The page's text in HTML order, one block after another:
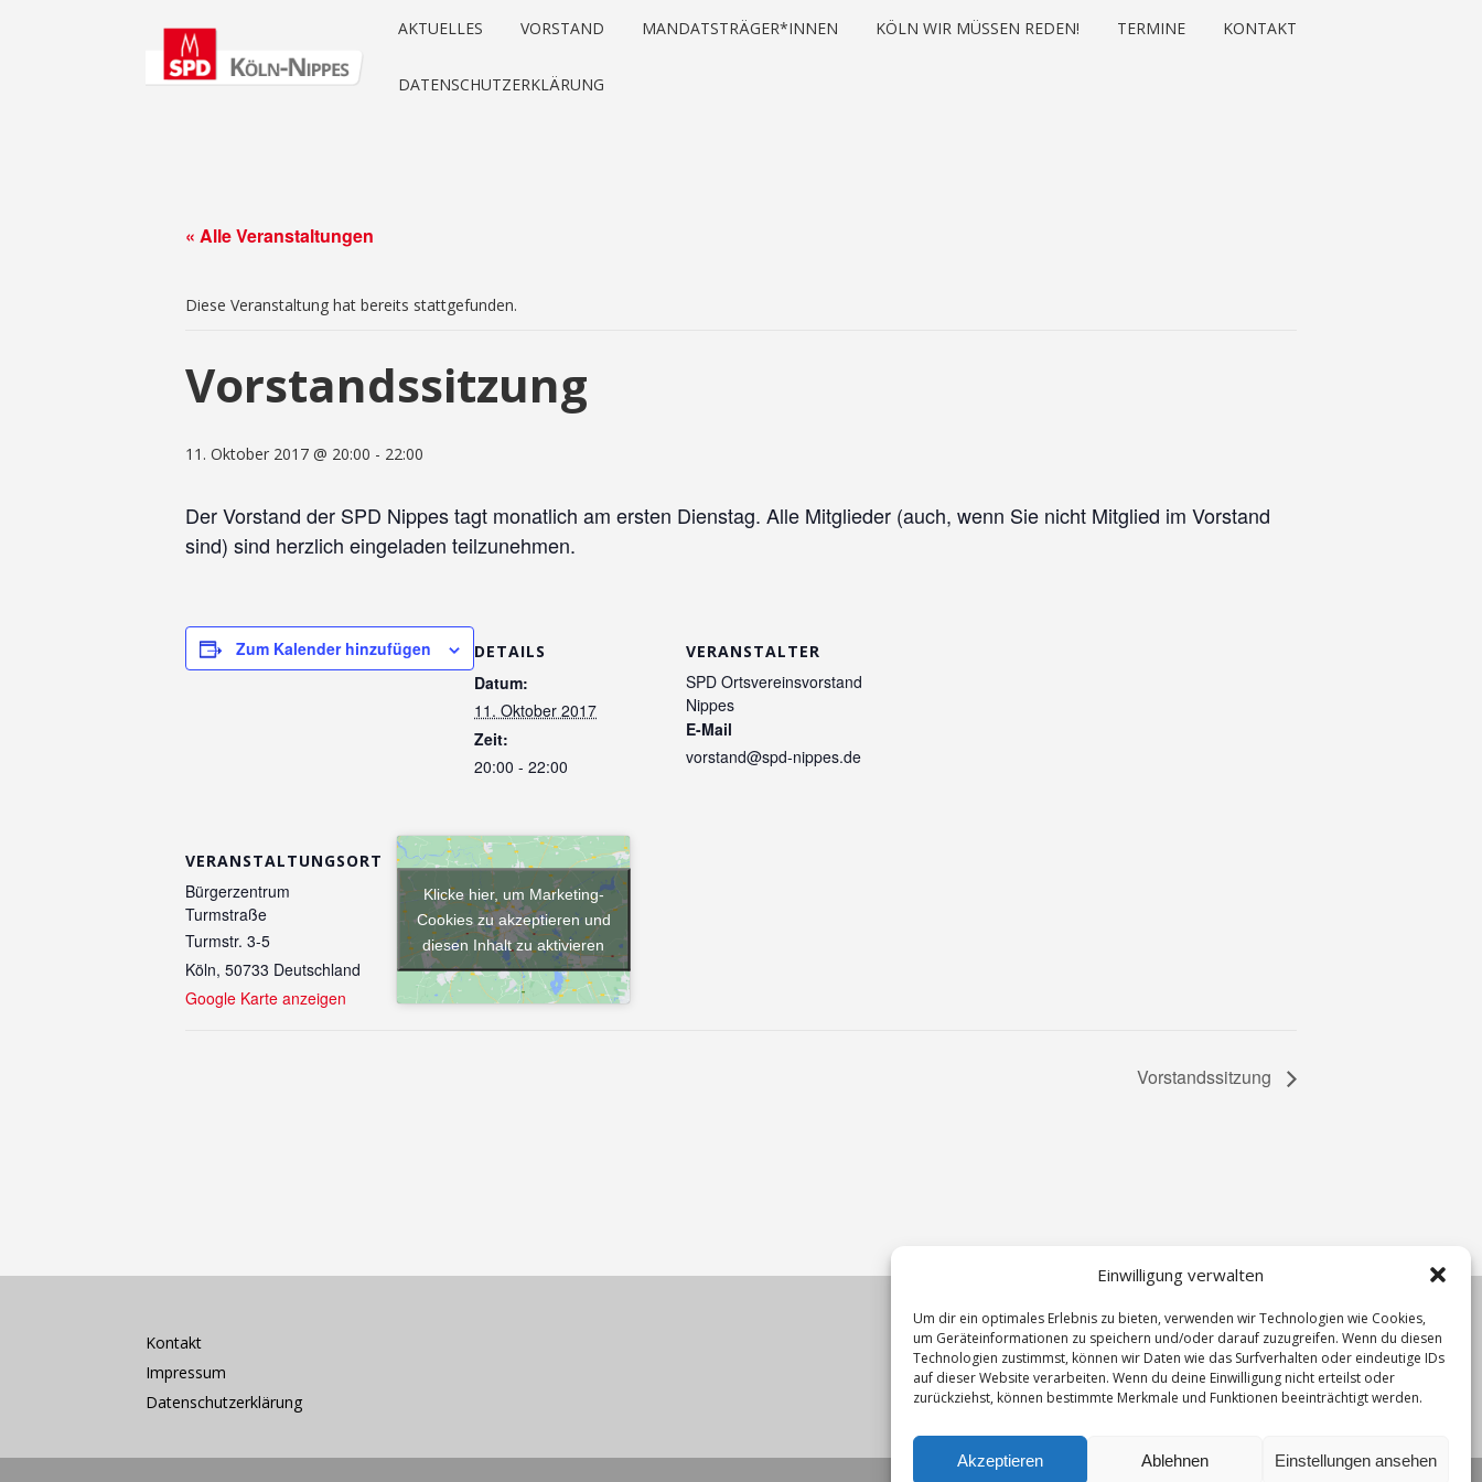
Einwilligung verwalten
Um dir ein optimales Erlebnis zu bieten, verwenden wir Technologien wie Cookies,
um Geräteinformationen zu speichern und/oder darauf zuzugreifen. Wenn du diesen
Technologien zustimmst, können wir Daten wie das Surfverhalten oder eindeutige IDs
auf dieser Website verarbeiten. Wenn du deine Einwilligung nicht erteilst oder
zurückziehst, können bestimmte Merkmale und Funktionen beeinträchtigt werden.
Akzeptieren Ablehnen Einstellungen ansehen
AKTUELLES VORSTAND MANDATSTRÄGER*INNEN KÖLN WIR MÜSSEN REDEN! TERMINE KONTAKT
DATENSCHUTZERKLÄRUNG
« Alle Veranstaltungen
Diese Veranstaltung hat bereits stattgefunden.
Vorstandssitzung
11. Oktober 2017 @ 20:00 - 22:00
Der Vorstand der SPD Nippes tagt monatlich am ersten Dienstag. Alle Mitglieder (auch, wenn Sie nicht Mitglied im Vorstand
sind) sind herzlich eingeladen teilzunehmen.
Zum Kalender hinzufügen DETAILS
Datum:
11. Oktober 2017
Zeit:
20:00 - 22:00
VERANSTALTER
SPD Ortsvereinsvorstand
Nippes
E-Mail
vorstand@spd-nippes.de
VERANSTALTUNGSORT
Bürgerzentrum
Turmstraße
Turmstr. 3-5
Köln, 50733 Deutschland
Google Karte anzeigen
Klicke hier, um Marketing-
Cookies zu akzeptieren und
diesen Inhalt zu aktivieren
Vorstandssitzung
Kontakt
Impressum
Datenschutzerklärung